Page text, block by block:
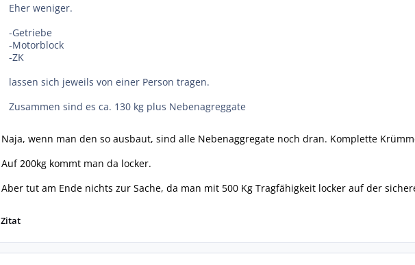
Eher weniger.
-Getriebe
-Motorblock
-ZK
lassen sich jeweils von einer Person tragen.
Zusammen sind es ca. 130 kg plus Nebenagreggate
Naja, wenn man den so ausbaut, sind alle Nebenaggregate noch dran. Komplette
Auf 200kg kommt man da locker.
Aber tut am Ende nichts zur Sache, da man mit 500 Kg Tragfähigkeit locker auf der
Zitat